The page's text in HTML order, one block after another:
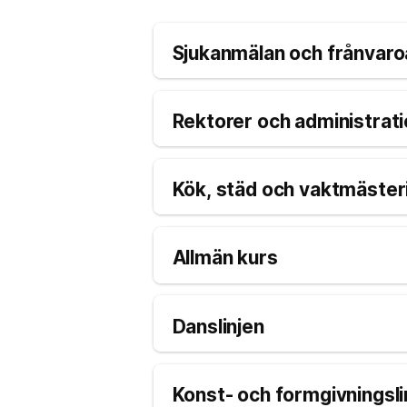
Sjukanmälan och
Rektorer och
Kök, städ och
Allmän kurs
Danslinjen
Konst- och